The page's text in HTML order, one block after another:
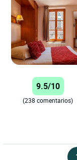
9.5/10
(238 comentarios)